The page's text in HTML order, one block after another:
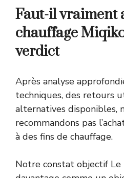
Faut-il vraiment
chauffage
verdict
Après analyse
techniques, des retours
alternatives disponibles,
recommandons pas
à des fins de chauffage.
Notre constat objectif